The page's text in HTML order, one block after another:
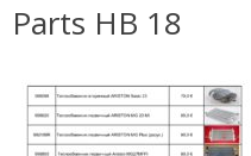
Parts HB 18